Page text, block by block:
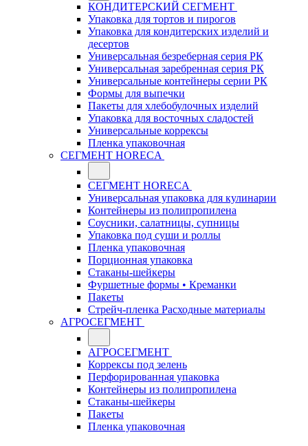
КОНДИТЕРСКИЙ СЕГМЕНТ
Упаковка для тортов и пирогов
Упаковка для кондитерских изделий и
десертов
Универсальная безреберная серия РК
Универсальная заребренная серия РК
Универсальные контейнеры серии РК
Формы для выпечки
Пакеты для хлебобулочных изделий
Упаковка для восточных сладостей
Универсальные коррексы
Пленка упаковочная
СЕГМЕНТ HORECA
СЕГМЕНТ HORECA
Универсальная упаковка для кулинарии
Контейнеры из полипропилена
Соусники, салатницы, супницы
Упаковка под суши и роллы
Пленка упаковочная
Порционная упаковка
Стаканы-шейкеры
Фуршетные формы • Креманки
Пакеты
Стрейч-пленка Расходные материалы
АГРОСЕГМЕНТ
АГРОСЕГМЕНТ
Коррексы под зелень
Перфорированная упаковка
Контейнеры из полипропилена
Стаканы-шейкеры
Пакеты
Пленка упаковочная